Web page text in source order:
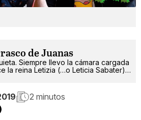
de Juanas
Siempre llevo la cámara cargada
la reina Letizia (…o Leticia Sabater).
2 minutos